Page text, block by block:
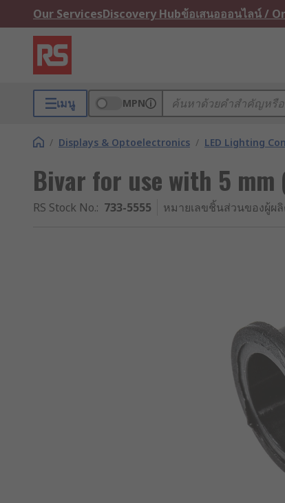
Our ServicesDiscovery Hubข้อเสนอออนไลน์ /
เมนู MPN
/ Displays & Optoelectronics / LED Lighting
Bivar for use with 5 mm
RS Stock No.: 733-5555 หมายเลขชิ้นส่วนของผู้ผ